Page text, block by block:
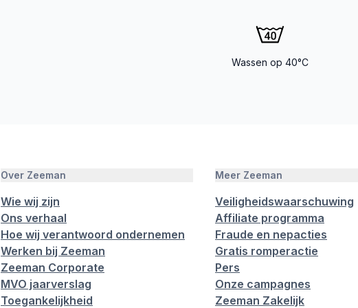
Wassen op 40°C
Over Zeeman
Wie wij zijn
Ons verhaal
Hoe wij verantwoord ondernemen
Werken bij Zeeman
Zeeman Corporate
MVO jaarverslag
Toegankelijkheid
Meer Zeeman
Veiligheidswaarschuwing
Affiliate programma
Fraude en nepacties
Gratis romperactie
Pers
Onze campagnes
Zeeman Zakelijk